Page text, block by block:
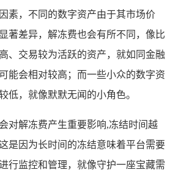
素，不同的数字资产由于其市场价
著差异，解冻费也会有所不同，像比
、交易较为活跃的资产，就如同金融
能会相对较高；而一些小众的数字资
低，就像默默无闻的小角色。
对解冻费产生重要影响,冻结时间越
是因为长时间的冻结意味着平台需要
行监控和管理，就像守护一座宝藏需